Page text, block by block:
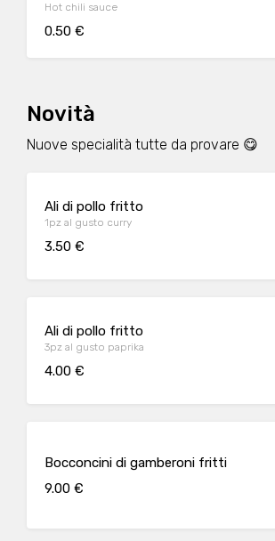
Hot chili sauce
0.50 €
Novità
Nuove specialità tutte da provare 😋
Ali di pollo fritto
1pz al gusto curry
3.50 €
Ali di pollo fritto
3pz al gusto paprika
4.00 €
Bocconcini di gamberoni fritti
9.00 €